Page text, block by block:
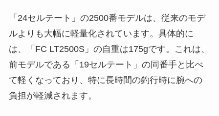
「24セルテート」の2500番モデルは、従来のモデ
ルよりも大幅に軽量化されています。具体的に
は、「FC LT2500S」の自重は175gです。これは、
前モデルである「19セルテート」の同番手と比べ
て軽くなっており、特に長時間の釣行時に腕への
負担が軽減されます。